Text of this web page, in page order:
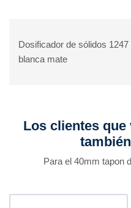
Dosificador de sólidos
blanca mate
Los clientes
Para el 40mm tapon